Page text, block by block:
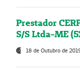
Prestador
S/S Ltda-ME
18 de Outubro de